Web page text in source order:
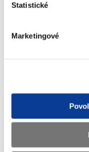
Statistické
Marketingové
v roce 2009
kupní cena jedné
společnosti České
Zobrazeno50 ×
Ministerstvo